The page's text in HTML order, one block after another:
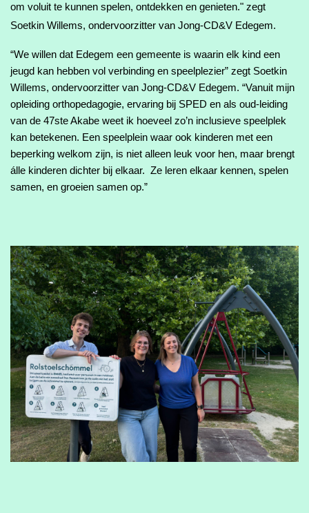
om voluit te kunnen spelen, ontdekken en genieten." zegt
Soetkin Willems, ondervoorzitter van Jong-CD&V Edegem.
“We willen dat Edegem een gemeente is waarin elk kind een
jeugd kan hebben vol verbinding en speelplezier” zegt Soetkin
Willems, ondervoorzitter van Jong-CD&V Edegem. “Vanuit mijn
opleiding orthopedagogie, ervaring bij SPED en als oud-leiding
van de 47ste Akabe weet ik hoeveel zo’n inclusieve speelplek
kan betekenen. Een speelplein waar ook kinderen met een
beperking welkom zijn, is niet alleen leuk voor hen, maar brengt
álle kinderen dichter bij elkaar.  Ze leren elkaar kennen, spelen
samen, en groeien samen op.”